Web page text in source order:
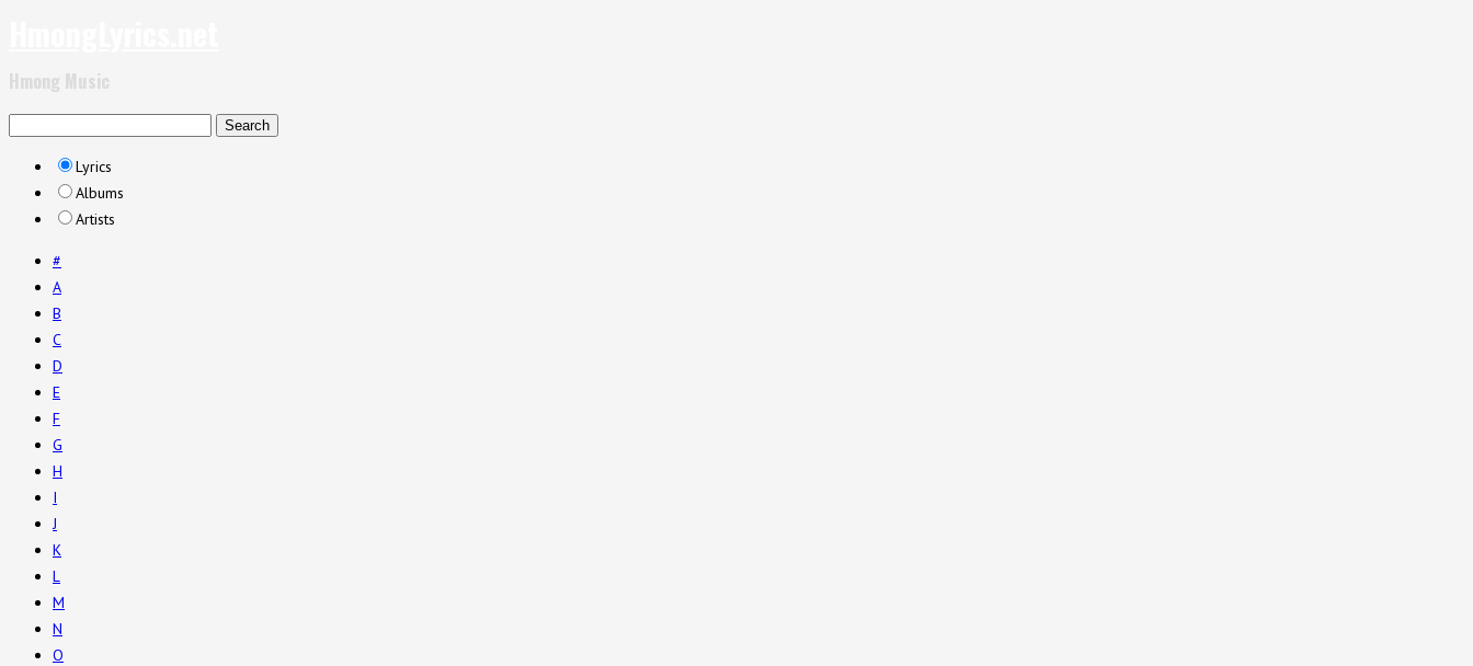
Hmong Music
Lyrics
Albums
Artists
#
A
B
C
D
E
F
G
H
I
J
K
L
M
N
O